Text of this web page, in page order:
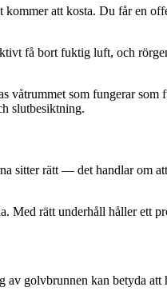
att kosta. Du får en
få bort fuktig luft, och
som fungerar
slutbesiktning.
sitter rätt — det handlar om
rätt underhåll håller ett
golvbrunnen kan betyda att